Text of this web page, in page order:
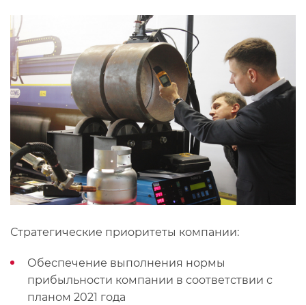
Стратегические приоритеты компании:
Обеспечение выполнения нормы
прибыльности компании в соответствии с
планом 2021 года